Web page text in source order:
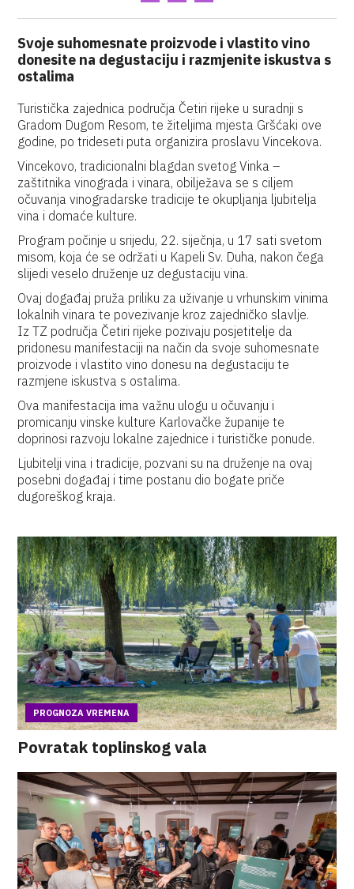
Svoje suhomesnate proizvode i vlastito vino
donesite na degustaciju i razmjenite iskustva s
ostalima
Turistička zajednica područja Četiri rijeke u suradnji s
Gradom Dugom Resom, te žiteljima mjesta Gršćaki ove
godine, po trideseti puta organizira proslavu Vincekova.
Vincekovo, tradicionalni blagdan svetog Vinka –
zaštitnika vinograda i vinara, obilježava se s ciljem
očuvanja vinogradarske tradicije te okupljanja ljubitelja
vina i domaće kulture.
Program počinje u srijedu, 22. siječnja, u 17 sati svetom
misom, koja će se održati u Kapeli Sv. Duha, nakon čega
slijedi veselo druženje uz degustaciju vina.
Ovaj događaj pruža priliku za uživanje u vrhunskim vinima
lokalnih vinara te povezivanje kroz zajedničko slavlje.
Iz TZ područja Četiri rijeke pozivaju posjetitelje da
pridonesu manifestaciji na način da svoje suhomesnate
proizvode i vlastito vino donesu na degustaciju te
razmjene iskustva s ostalima.
Ova manifestacija ima važnu ulogu u očuvanju i
promicanju vinske kulture Karlovačke županije te
doprinosi razvoju lokalne zajednice i turističke ponude.
Ljubitelji vina i tradicije, pozvani su na druženje na ovaj
posebni događaj i time postanu dio bogate priče
dugoreškog kraja.
PROGNOZA VREMENA
Povratak toplinskog vala